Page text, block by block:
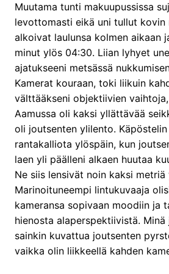
Muutama tunti makuupussissa
levottomasti eikä uni tullut kovin
alkoivat laulunsa kolmen aikaan
minut ylös 04:30. Liian lyhyet
ajatukseeni metsässä
Kamerat kouraan, toki liikuin
välttääkseni objektiivien
Aamussa oli kaksi yllättävää
oli joutsenten ylilento.
rantakalliota ylöspäin, kun
laen yli päälleni alkaen huutaa
Ne siis lensivät noin kaksi metriä
Marinoituneempi lintukuvaaja
kameransa sopivaan moodiin ja
hienosta alaperspektiivistä.
sainkin kuvattua joutsenten
vaikka olin liikkeellä kahden